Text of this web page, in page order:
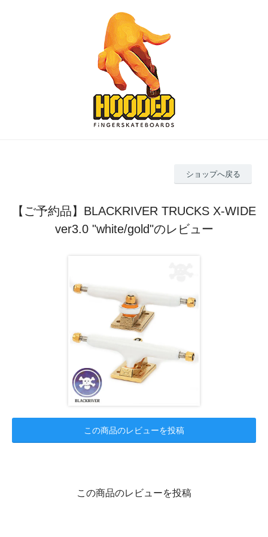
ショップへ戻る
【ご予約品】BLACKRIVER TRUCKS X-WIDE
ver3.0 "white/gold"のレビュー
この商品のレビューを投稿
この商品のレビューを投稿